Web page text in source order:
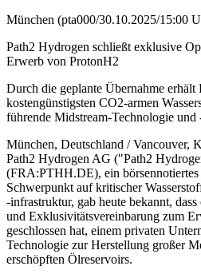
München (pta000/30.10.2025/15:00
Path2 Hydrogen schließt exklusive
Erwerb von ProtonH2
Durch die geplante Übernahme
kostengünstigsten CO2-armen
führende Midstream-Technologie und
München, Deutschland / Vancouver,
Path2 Hydrogen AG ("Path2
(FRA:PTHH.DE), ein börsennotiertes
Schwerpunkt auf kritischer
-infrastruktur, gab heute bekannt,
und Exklusivitätsvereinbarung zum
geschlossen hat, einem privaten
Technologie zur Herstellung großer
erschöpften Ölreservoirs.